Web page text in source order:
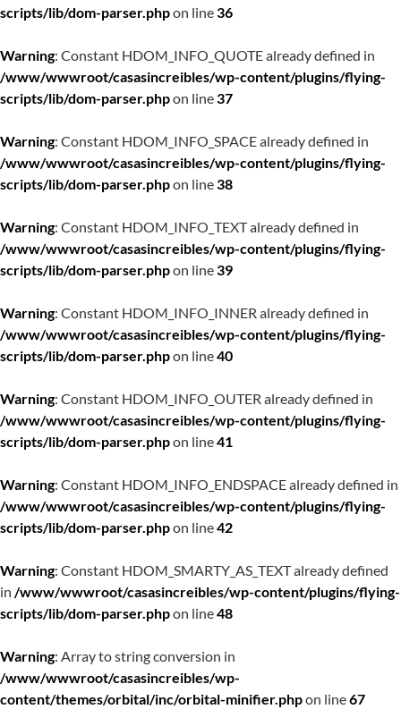
scripts/lib/dom-parser.phpon line36
Warning: Constant HDOM_INFO_QUOTE already defined in
/www/wwwroot/casasincreibles/wp-content/plugins/flying-
scripts/lib/dom-parser.phpon line37
Warning: Constant HDOM_INFO_SPACE already defined in
/www/wwwroot/casasincreibles/wp-content/plugins/flying-
scripts/lib/dom-parser.phpon line38
Warning: Constant HDOM_INFO_TEXT already defined in
/www/wwwroot/casasincreibles/wp-content/plugins/flying-
scripts/lib/dom-parser.phpon line39
Warning: Constant HDOM_INFO_INNER already defined in
/www/wwwroot/casasincreibles/wp-content/plugins/flying-
scripts/lib/dom-parser.phpon line40
Warning: Constant HDOM_INFO_OUTER already defined in
/www/wwwroot/casasincreibles/wp-content/plugins/flying-
scripts/lib/dom-parser.phpon line41
Warning: Constant HDOM_INFO_ENDSPACE already defined in
/www/wwwroot/casasincreibles/wp-content/plugins/flying-
scripts/lib/dom-parser.phpon line42
Warning: Constant HDOM_SMARTY_AS_TEXT already defined
in /www/wwwroot/casasincreibles/wp-content/plugins/flying-
scripts/lib/dom-parser.phpon line48
Warning: Array to string conversion in
/www/wwwroot/casasincreibles/wp-
content/themes/orbital/inc/orbital-minifier.phpon line67